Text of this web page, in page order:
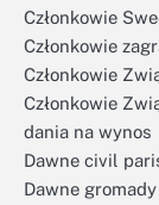
Członkowie
Członkowie
Członkowie
Członkowie
dania na wynos
Dawne civil
Dawne